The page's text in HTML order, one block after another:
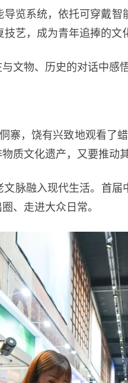
系统，依托可穿戴智
艺，成为青年追捧的文
物、历史的对话中感悟
，饶有兴致地观看了
质文化遗产，又要推动
融入现代生活。首届
、走进大众日常。